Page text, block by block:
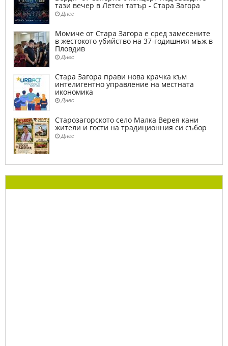
тази вечер в Летен татър - Стара Загора
Днес
Момиче от Стара Загора е сред замесените
в жестокото убийство на 37-годишния мъж в
Пловдив
Днес
Стара Загора прави нова крачка към
интелигентно управление на местната
икономика
Днес
Старозагорското село Малка Верея кани
жители и гости на традиционния си събор
Днес